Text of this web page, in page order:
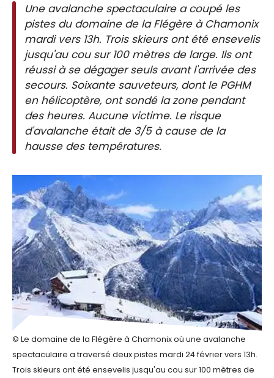
Une avalanche spectaculaire a coupé les
pistes du domaine de la Flégère à Chamonix
mardi vers 13h. Trois skieurs ont été ensevelis
jusqu'au cou sur 100 mètres de large. Ils ont
réussi à se dégager seuls avant l'arrivée des
secours. Soixante sauveteurs, dont le PGHM
en hélicoptère, ont sondé la zone pendant
des heures. Aucune victime. Le risque
d'avalanche était de 3/5 à cause de la
hausse des températures.
© Le domaine de la Flégère à Chamonix où une avalanche
spectaculaire a traversé deux pistes mardi 24 février vers 13h.
Trois skieurs ont été ensevelis jusqu'au cou sur 100 mètres de